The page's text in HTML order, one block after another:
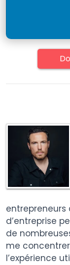
d’entreprise
de
me
l’expérience